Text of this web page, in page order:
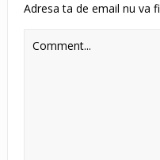
Adresa ta de email nu va